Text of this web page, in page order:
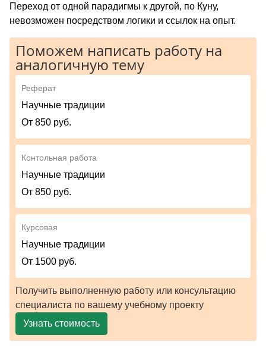
Переход от одной парадигмы к другой, по Куну,
невозможен посредством логики и ссылок на опыт.
Поможем написать работу на
аналогичную тему
Реферат
Научные традиции
От 850 руб.
Контольная работа
Научные традиции
От 850 руб.
Курсовая
Научные традиции
От 1500 руб.
Получить выполненную работу или консультацию
специалиста по вашему учебному проекту
Узнать стоимость